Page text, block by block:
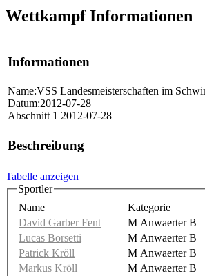
Wettkampf Informationen
Informationen
Name:VSS Landesmeisterschaften im
Datum:2012-07-28
Abschnitt 1 2012-07-28
Beschreibung
Tabelle anzeigen
Sportler
Name
Kategorie
David Garber Fent
M Anwaerter B
Lucas Borsetti
M Anwaerter B
Patrick Kröll
M Anwaerter B
Markus Kröll
M Anwaerter B